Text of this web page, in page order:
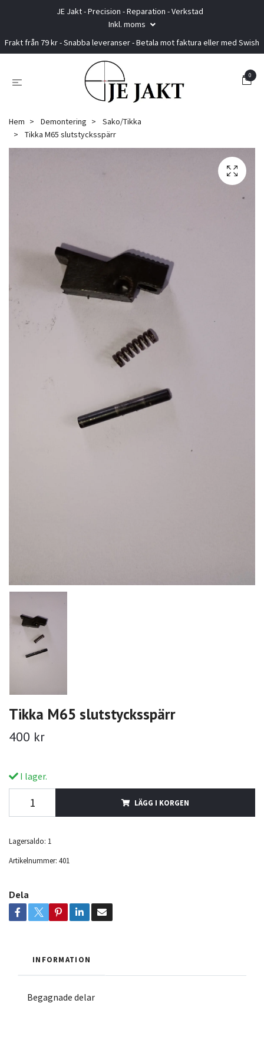
JE Jakt - Precision - Reparation - Verkstad
Inkl. moms
Frakt från 79 kr - Snabba leveranser - Betala mot faktura eller med Swish
0
Hem Demontering
Sako/Tikka
Tikka M65 slutstycksspärr
Tikka M65 slutstycksspärr
400 kr
I lager.
LÄGG I KORGEN
Lagersaldo: 1
Artikelnummer: 401
Dela
INFORMATION
Begagnade delar